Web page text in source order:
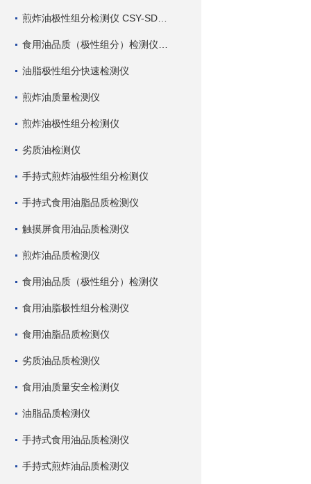
油脂极性组分快速检测仪
煎炸油质量检测仪
煎炸油极性组分检测仪
劣质油检测仪
手持式煎炸油极性组分检测仪
手持式食用油脂品质检测仪
触摸屏食用油品质检测仪
煎炸油品质检测仪
食用油品质（极性组分）检测仪
食用油脂极性组分检测仪
食用油脂品质检测仪
劣质油品质检测仪
食用油质量安全检测仪
油脂品质检测仪
手持式食用油品质检测仪
手持式煎炸油品质检测仪